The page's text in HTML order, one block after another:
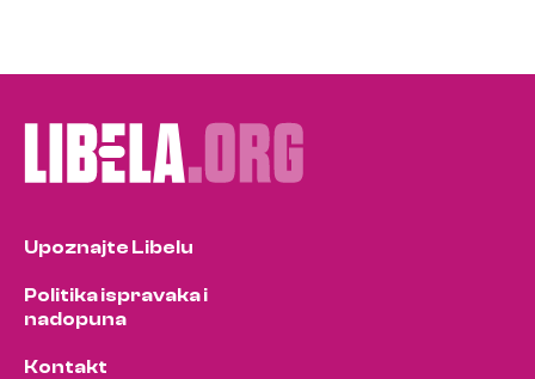
Upoznajte Libelu
Politika ispravaka i
nadopuna
Kontakt